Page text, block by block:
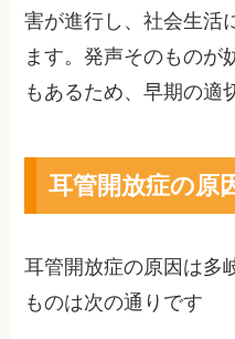
害が進行し、社会生活
ます。発声そのものが
もあるため、早期の適
耳管開放症の原
耳管開放症の原因は多
ものは次の通りです